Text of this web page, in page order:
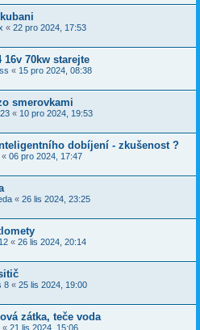
« 22 pro 2024, 17:53
70kw starejte
« 15 pro 2024, 08:38
smerovkami
« 10 pro 2024, 19:53
dobíjení - zkušenost ?
« 06 pro 2024, 17:47
« 26 lis 2024, 23:25
« 26 lis 2024, 20:14
8 « 25 lis 2024, 19:00
zátka, teče voda
« 21 lis 2024, 15:06